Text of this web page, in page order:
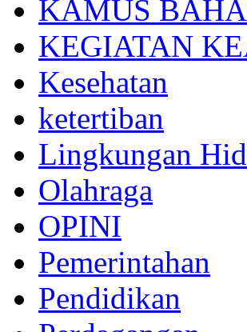
KAMUS
KEGIATAN
Kesehatan
ketertiban
Lingkungan
Olahraga
OPINI
Pemerintahan
Pendidikan